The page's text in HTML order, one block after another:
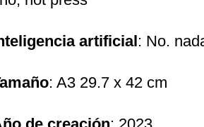
artificial: No.
: A3 29.7 x 42 cm